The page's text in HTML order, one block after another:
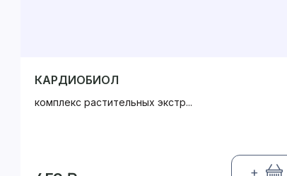
КАРДИОБИОЛ
комплекс растительных экстр...
+